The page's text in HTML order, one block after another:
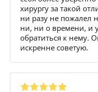
хирургу за такой
ни разу не пожалел
ни, ни о времени, и
обратиться к нему.
искренне советую.